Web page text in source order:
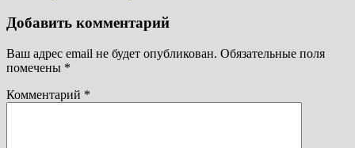
Добавить комментарий
Ваш адрес email не будет опубликован. Обязательные поля
помечены *
Комментарий *